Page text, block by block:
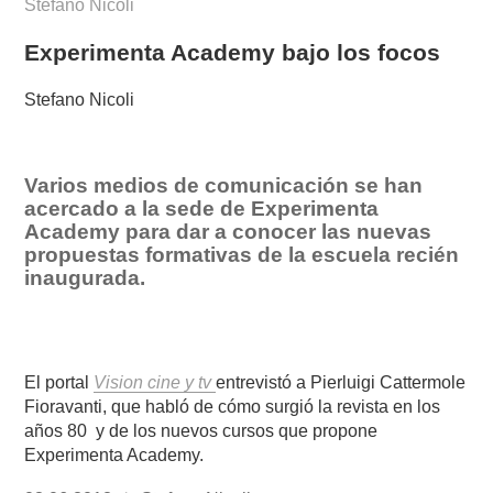
Stefano Nicoli
Experimenta Academy bajo los focos
Stefano Nicoli
Varios medios de comunicación se han
acercado a la sede de Experimenta
Academy para dar a conocer las nuevas
propuestas formativas de la escuela recién
inaugurada.
El portal Vision cine y tventrevistó a Pierluigi Cattermole
Fioravanti, que habló de cómo surgió la revista en los
años 80 y de los nuevos cursos que propone
Experimenta Academy.